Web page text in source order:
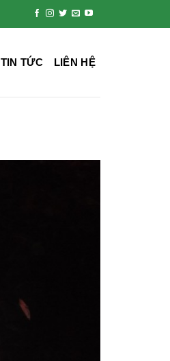
TIN TỨC LIÊN HỆ